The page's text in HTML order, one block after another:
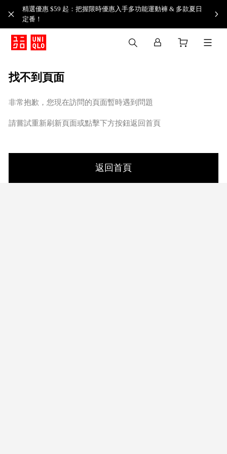
精選優惠 $59 起：把握限時優惠入手多功能運動褲 & 多款夏日
定番！​
找不到頁面
非常抱歉，您現在訪問的頁面暫時遇到問題
請嘗試重新刷新頁面或點擊下方按鈕返回首頁
返回首頁